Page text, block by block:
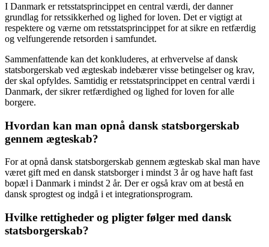
I Danmark er retsstatsprincippet en central værdi, der danner
grundlag for retssikkerhed og lighed for loven. Det er vigtigt at
respektere og værne om retsstatsprincippet for at sikre en retfærdig
og velfungerende retsorden i samfundet.
Sammenfattende kan det konkluderes, at erhvervelse af dansk
statsborgerskab ved ægteskab indebærer visse betingelser og krav,
der skal opfyldes. Samtidig er retsstatsprincippet en central værdi i
Danmark, der sikrer retfærdighed og lighed for loven for alle
borgere.
Hvordan kan man opnå dansk statsborgerskab
gennem ægteskab?
For at opnå dansk statsborgerskab gennem ægteskab skal man have
været gift med en dansk statsborger i mindst 3 år og have haft fast
bopæl i Danmark i mindst 2 år. Der er også krav om at bestå en
dansk sprogtest og indgå i et integrationsprogram.
Hvilke rettigheder og pligter følger med dansk
statsborgerskab?